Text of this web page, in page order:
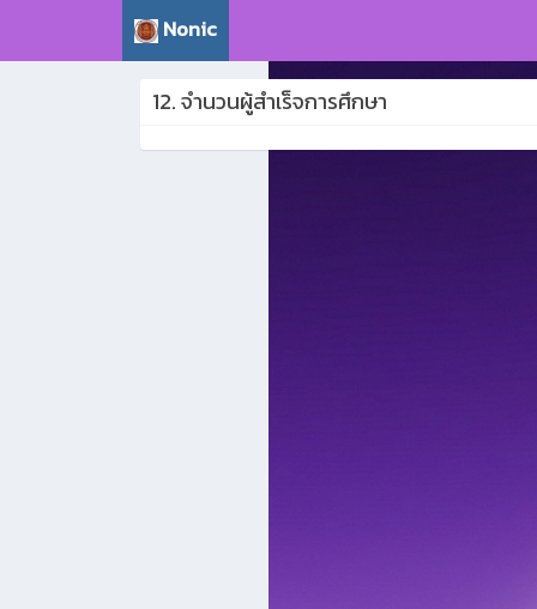
Nonic
12. จำนวนผู้สำเร็จการศึกษา